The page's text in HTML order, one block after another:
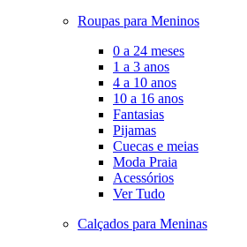
Roupas para Meninos
0 a 24 meses
1 a 3 anos
4 a 10 anos
10 a 16 anos
Fantasias
Pijamas
Cuecas e meias
Moda Praia
Acessórios
Ver Tudo
Calçados para Meninas